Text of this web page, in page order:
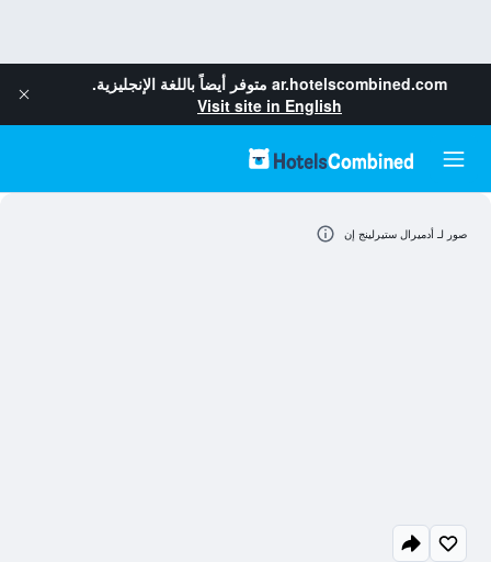
ar.hotelscombined.com متوفر أيضاً باللغة الإنجليزية.
Visit site in English
صور لـ أدميرال ستيرلينج إن